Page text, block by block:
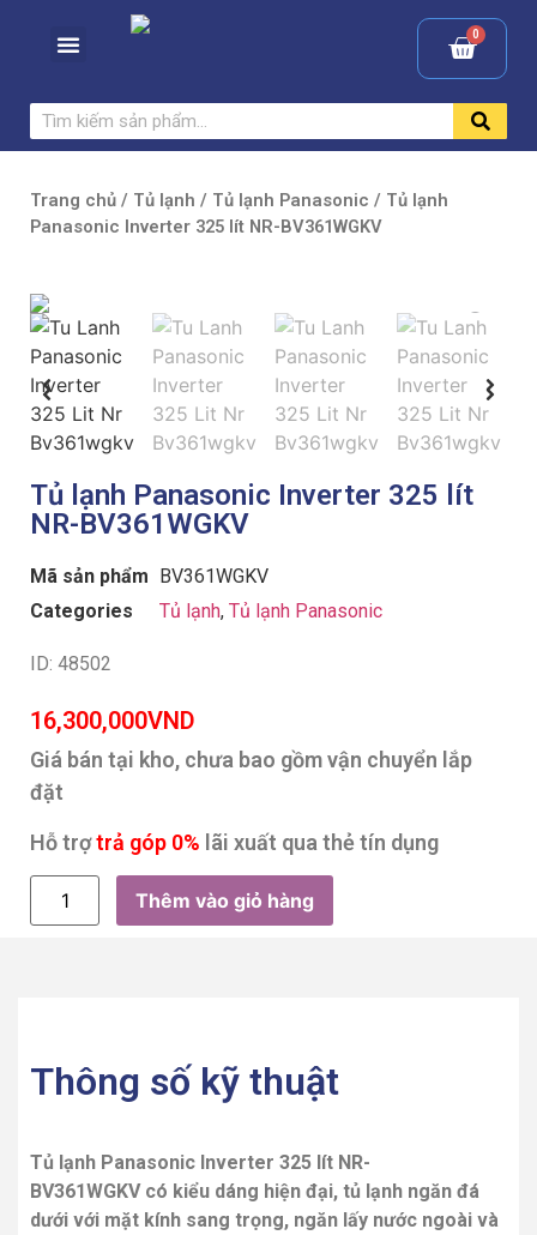
Trang chủ / Tủ lạnh / Tủ lạnh Panasonic / Tủ lạnh
Panasonic Inverter 325 lít NR-BV361WGKV
Tủ lạnh Panasonic Inverter 325 lít
NR-BV361WGKV
Mã sản phẩm BV361WGKV
Categories
Tủ lạnh, Tủ lạnh Panasonic
ID: 48502
16,300,000VND
Giá bán tại kho, chưa bao gồm vận chuyển lắp
đặt
Hỗ trợtrả góp 0% lãi xuất qua thẻ tín dụng
Thêm vào giỏ hàng
Thông số kỹ thuật
Tủ lạnh Panasonic Inverter 325 lít NR-
BV361WGKV có kiểu dáng hiện đại, tủ lạnh ngăn đá
dưới với mặt kính sang trọng, ngăn lấy nước ngoài và